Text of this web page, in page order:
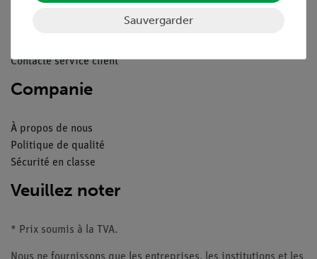
Contacte service client
Companie
À propos de nous
Politique de qualité
Sécurité en classe
Veuillez noter
* Prix soumis à la TVA.
Sauvergarder